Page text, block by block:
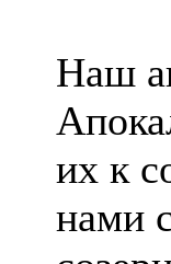
Наш
их к
нами